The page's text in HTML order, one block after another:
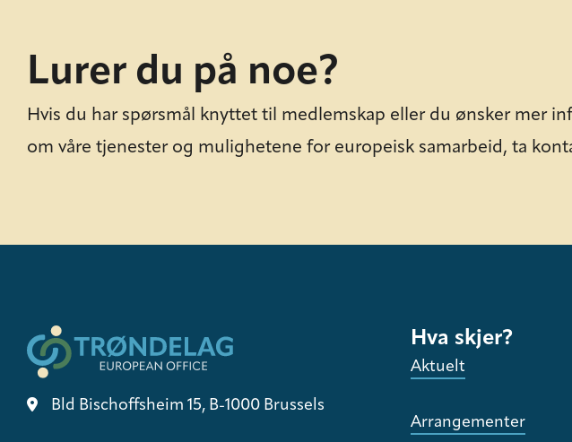
Lurer du på noe?
Hvis du har spørsmål knyttet til medlemskap eller du ønsker mer
om våre tjenester og mulighetene for europeisk samarbeid, ta
Bld Bischoffsheim 15, B-1000 Brussels
Hva skjer?
Aktuelt
Arrangementer